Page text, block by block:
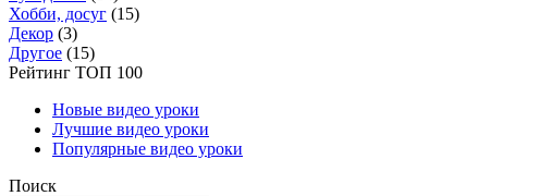
Хобби, досуг (15)
Декор (3)
Другое (15)
Рейтинг ТОП 100
Новые видео уроки
Лучшие видео уроки
Популярные видео уроки
Поиск